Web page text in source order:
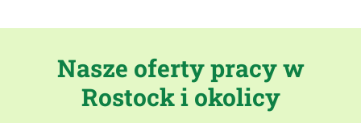
Nasze oferty pracy w
Rostock i okolicy